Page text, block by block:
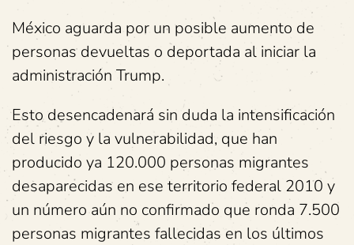
México aguarda por un posible aumento de
personas devueltas o deportada al iniciar la
administración Trump.
Esto desencadenará sin duda la intensificación
del riesgo y la vulnerabilidad, que han
producido ya 120.000 personas migrantes
desaparecidas en ese territorio federal 2010 y
un número aún no confirmado que ronda 7.500
personas migrantes fallecidas en los últimos